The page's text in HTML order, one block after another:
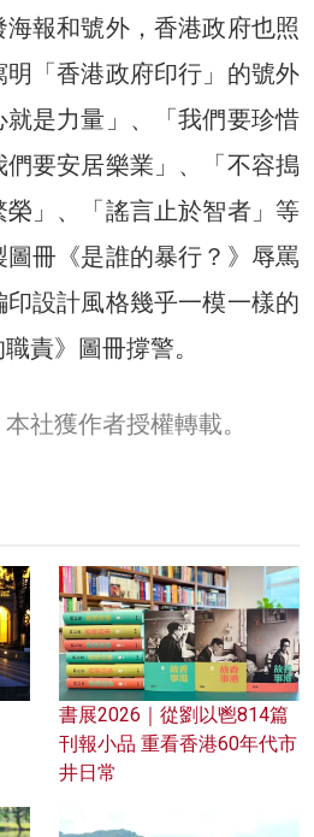
報和號外，香港政府也照
「香港政府印行」的號外
是力量」、「我們要珍惜
要安居樂業」、「不容搗
」、「謠言止於智者」等
冊《是誰的暴行？》辱罵
設計風格幾乎一模一樣的
責》圖冊撐警。
社獲作者授權轉載。
書展2026｜從劉以鬯814篇
刊報小品 重看香港60年代市
井日常